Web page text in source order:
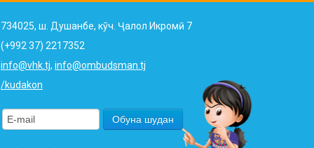
734025, ш. Душанбе, кӯч. Ҷалол Икромӣ 7
(+992 37) 2217352
info@vhk.tj, info@ombudsman.tj
/kudakon